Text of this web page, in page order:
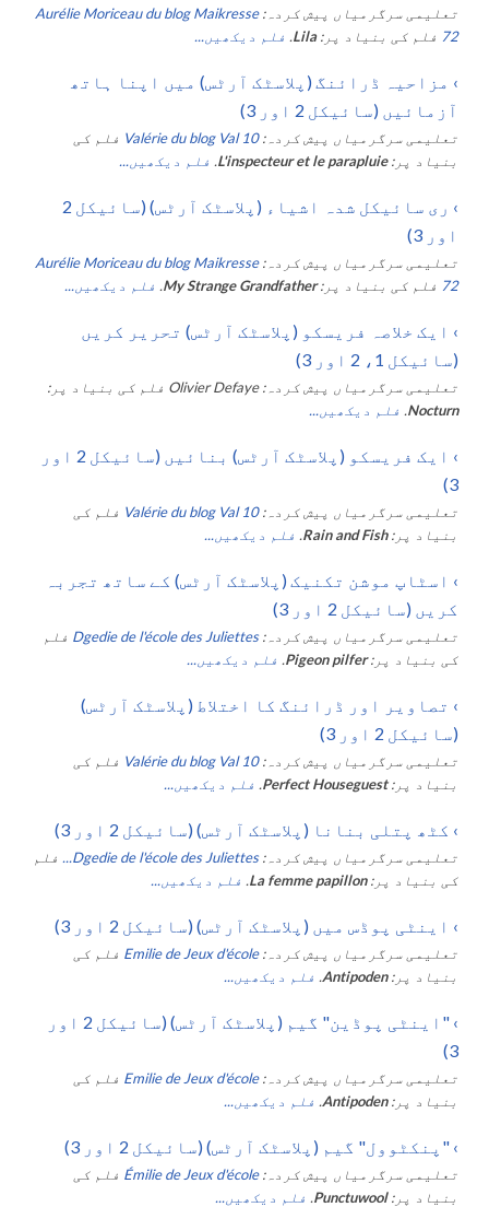
تعلیمی سرگرمیاں پیش کردہ: Aurélie Moriceau du blog Maikresse
72 فلم کی بنیاد پر: Lila
. فلم دیکھیں...
› مزاحیہ ڈرائنگ (پلاسٹک آرٹس) میں اپنا ہاتھ
آزمائیں (سائیکل 2 اور 3)
تعلیمی سرگرمیاں پیش کردہ: Valérie du blog Val 10 فلم کی
بنیاد پر: L'inspecteur et le parapluie
. فلم دیکھیں...
›
ری سائیکل شدہ اشیاء (پلاسٹک آرٹس) (سائیکل 2
اور 3)
تعلیمی سرگرمیاں پیش کردہ: Aurélie Moriceau du blog Maikresse
72 فلم کی بنیاد پر: My Strange Grandfather
. فلم دیکھیں...
› ایک خلاصہ فریسکو (پلاسٹک آرٹس) تحریر کریں
(سائیکل 1، 2 اور 3)
تعلیمی سرگرمیاں پیش کردہ: Olivier Defaye فلم کی بنیاد پر:
Nocturn
. فلم دیکھیں...
›
ایک فریسکو (پلاسٹک آرٹس) بنائیں (سائیکل 2 اور
3)
تعلیمی سرگرمیاں پیش کردہ: Valérie du blog Val 10 فلم کی
بنیاد پر: Rain and Fish
. فلم دیکھیں...
› اسٹاپ موشن تکنیک (پلاسٹک آرٹس) کے ساتھ تجربہ
کریں (سائیکل 2 اور 3)
تعلیمی سرگرمیاں پیش کردہ: Dgedie de l'école des Juliettes فلم
کی بنیاد پر: Pigeon pilfer
. فلم دیکھیں...
› تصاویر اور ڈرائنگ کا اختلاط (پلاسٹک آرٹس)
(سائیکل 2 اور 3)
تعلیمی سرگرمیاں پیش کردہ: Valérie du blog Val 10 فلم کی
بنیاد پر: Perfect Houseguest
. فلم دیکھیں...
› کٹھ پتلی بنانا (پلاسٹک آرٹس) (سائیکل 2 اور 3)
تعلیمی سرگرمیاں پیش کردہ: Dgedie de l'école des Juliettes...
فلم
کی بنیاد پر: La femme papillon
. فلم دیکھیں...
› اینٹی پوڈس میں (پلاسٹک آرٹس) (سائیکل 2 اور 3)
تعلیمی سرگرمیاں پیش کردہ: Emilie de Jeux d'école فلم کی
بنیاد پر: Antipoden
. فلم دیکھیں...
›
"اینٹی پوڈین" گیم (پلاسٹک آرٹس) (سائیکل 2 اور
3)
تعلیمی سرگرمیاں پیش کردہ: Emilie de Jeux d'école فلم کی
بنیاد پر: Antipoden
. فلم دیکھیں...
› "پنکٹوول" گیم (پلاسٹک آرٹس) (سائیکل 2 اور 3)
تعلیمی سرگرمیاں پیش کردہ: Émilie de Jeux d'école فلم کی
بنیاد پر: Punctuwool
. فلم دیکھیں...